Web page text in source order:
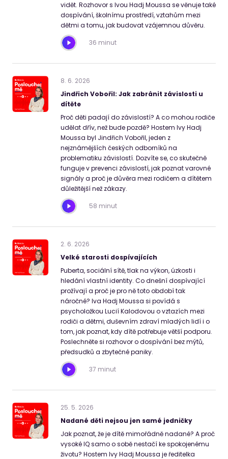
vidět. Rozhovor s Ivou Hadj Moussa se věnuje také
dospívání, školnímu prostředí, vztahům mezi
dětmi a tomu, jak budovat vzájemnou důvěru.
36 minut
8. 6. 2026
Jindřich Vobořil: Jak zabránit závislosti u
dítěte
Proč děti padají do závislostí? A co mohou rodiče
udělat dřív, než bude pozdě? Hostem Ivy Hadj
Moussa byl Jindřich Vobořil, jeden z
nejznámějších českých odborníků na
problematiku závislostí. Dozvíte se, co skutečně
funguje v prevenci závislostí, jak poznat varovné
signály a proč je důvěra mezi rodičem a dítětem
důležitější než zákazy.
58 minut
2. 6. 2026
Velké starosti dospívajících
Puberta, sociální sítě, tlak na výkon, úzkosti i
hledání vlastní identity. Co dnešní dospívající
prožívají a proč je pro ně toto období tak
náročné? Iva Hadj Moussa si povídá s
psycholožkou Lucií Kalodovou o vztazích mezi
rodiči a dětmi, duševním zdraví mladých lidí i o
tom, jak poznat, kdy dítě potřebuje větší podporu.
Poslechněte si rozhovor o dospívání bez mýtů,
předsudků a zbytečné paniky.
37 minut
25. 5. 2026
Nadané děti nejsou jen samé jedničky
Jak poznat, že je dítě mimořádně nadané? A proč
vysoké IQ samo o sobě nestačí ke spokojenému
životu? Hostem Ivy Hadj Moussa je ředitelka